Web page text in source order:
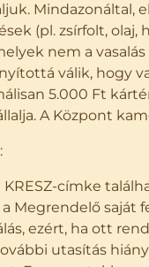
Mindazonáltal,
(pl. zsírfolt, olaj,
nem a
válik, hogy
5.000 Ft
A Központ
címke
Megrendelő
ezért, ha ott
utasítás